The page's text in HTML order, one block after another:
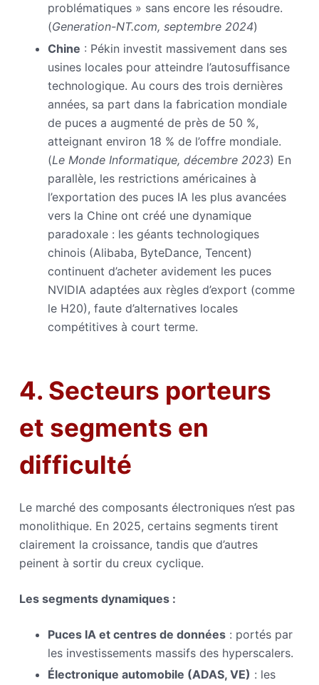
problématiques » sans encore les résoudre.
(Generation-NT.com, septembre 2024)
Chine : Pékin investit massivement dans ses
usines locales pour atteindre l’autosuffisance
technologique. Au cours des trois dernières
années, sa part dans la fabrication mondiale
de puces a augmenté de près de 50 %,
atteignant environ 18 % de l’offre mondiale.
(Le Monde Informatique, décembre 2023) En
parallèle, les restrictions américaines à
l’exportation des puces IA les plus avancées
vers la Chine ont créé une dynamique
paradoxale : les géants technologiques
chinois (Alibaba, ByteDance, Tencent)
continuent d’acheter avidement les puces
NVIDIA adaptées aux règles d’export (comme
le H20), faute d’alternatives locales
compétitives à court terme.
4. Secteurs porteurs
et segments en
difficulté
Le marché des composants électroniques n’est pas
monolithique. En 2025, certains segments tirent
clairement la croissance, tandis que d’autres
peinent à sortir du creux cyclique.
Les segments dynamiques :
Puces IA et centres de données: portés par
les investissements massifs des hyperscalers.
Électronique automobile (ADAS, VE) : les